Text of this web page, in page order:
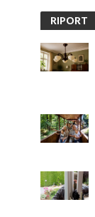
RIPORT